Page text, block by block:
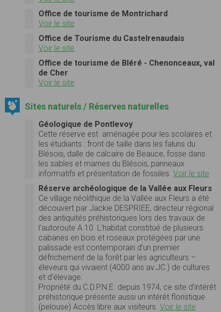
Office de tourisme de Montrichard
Voir le site
Office de Tourisme du Castelrenaudais
Voir le site
Office de tourisme de Bléré - Chenonceaux, val
de Cher
Voir le site
Sites naturels / Réserves naturelles
Géologique de Pontlevoy
Cette réserve est aménagée pour les scolaires et
les étudiants : front de taille dans les faluns du
Blésois, dalle de calcaire de Beauce, fosse dans
les sables et marnes du Blésois, panneaux
informatifs et présentation de fossiles. Voir le site
Réserve archéologique de la Vallée aux Fleurs
Ce village néolithique de la Vallée aux Fleurs a été
découvert par Jackie DESPRIEE, directeur régional
des antiquités préhistoriques lors des travaux de
l’autoroute A 10. L’habitat constitué de plusieurs
cabanes en bois et roseaux protégées par une
palissade est contemporain d’un premier
défrichement de la forêt par les agriculteurs –
éleveurs qui vivaient (4000 ans av.JC.) de cultures
et d’élevage.
Propriété du C.D.P.N.E. depuis 1974, ce site d’intérêt
préhistorique présente aussi un intérêt floristique
(pelouse) Accès libre aux visiteurs. Voir le site